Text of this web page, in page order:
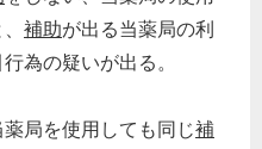
補助が出る当薬局の利
為の疑いが出る。
薬局を使用しても同じ補